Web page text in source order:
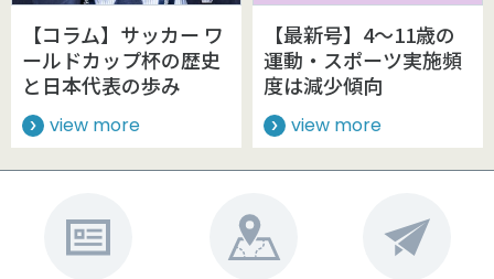
【コラム】サッカー ワ
ールドカップ杯の歴史
と日本代表の歩み
view more
【最新号】4～11歳の
運動・スポーツ実施頻
度は減少傾向
view more